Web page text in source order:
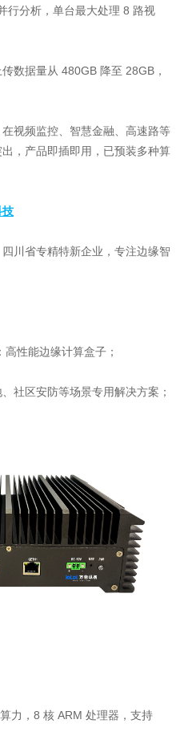
行分析，单台最大处理 8 路视
数据量从 480GB 降至 28GB，
视频监控、智慧金融、高速路等
，产品即插即用，已预装多种算
技
川省专精特新企业，专注边缘智
高性能边缘计算盒子；
社区安防等场景专用解决方案；
力，8 核 ARM 处理器，支持